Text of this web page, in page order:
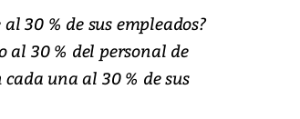
30 % de sus empleados?
al 30 % del personal de
una al 30 % de sus